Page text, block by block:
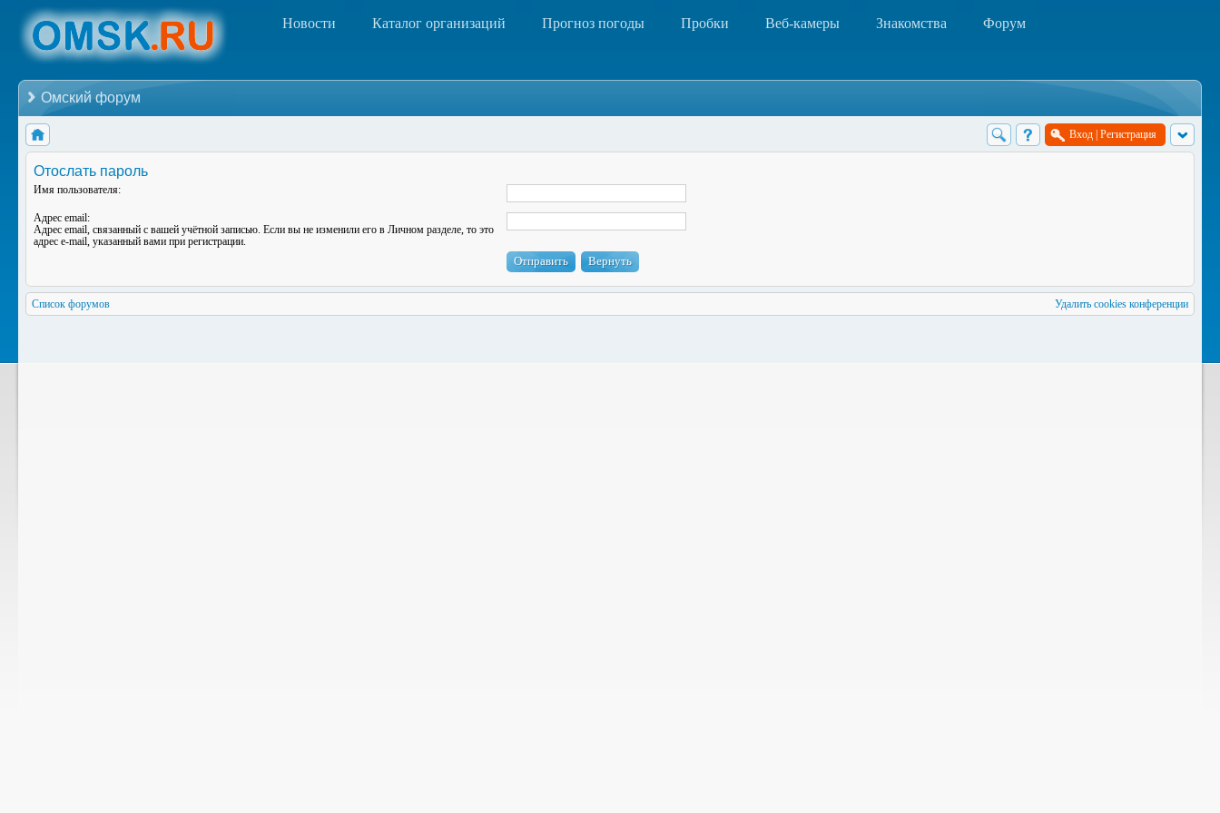
Новости Каталог организаций Прогноз погоды Пробки Веб-камеры Знакомства Форум
Омский форум
Вход Регистрация
Отослать пароль
Имя пользователя:
Адрес email:
Адрес email, связанный с вашей учётной записью. Если вы не изменили его в Личном разделе, то это
адрес e-mail, указанный вами при регистрации.
Список форумов Удалить cookies конференции